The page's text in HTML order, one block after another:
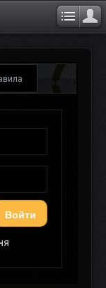
Войти